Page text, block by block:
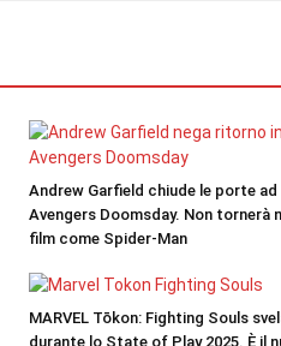
Andrew Garfield chiude le porte ad
Avengers Doomsday. Non tornerà
film come Spider-Man
MARVEL Tōkon: Fighting Souls
durante lo State of Play 2025. È il